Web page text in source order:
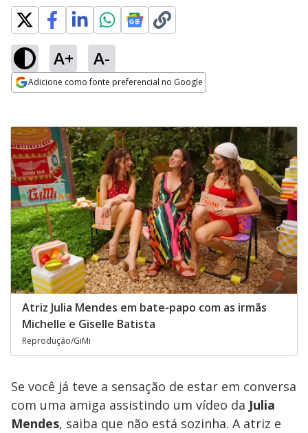
A+ A-
Adicione como fonte preferencial no Google
Atriz Julia Mendes em bate-papo com as irmãs
Michelle e Giselle Batista
Reprodução/GiMi
Se você já teve a sensação de estar em conversa
com uma amiga assistindo um vídeo da Julia
Mendes, saiba que não está sozinha. A atriz e